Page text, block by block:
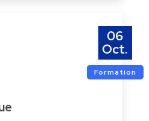
06
Oct.
Formation